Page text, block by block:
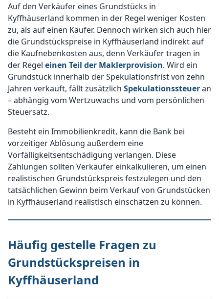
Auf den Verkäufer eines Grundstücks in
Kyffhäuserland kommen in der Regel weniger Kosten
zu, als auf einen Käufer. Dennoch wirken sich auch hier
die Grundstückspreise in Kyffhäuserland indirekt auf
die Kaufnebenkosten aus, denn Verkäufer tragen in
der Regel einen Teil der Maklerprovision. Wird ein
Grundstück innerhalb der Spekulationsfrist von zehn
Jahren verkauft, fällt zusätzlich Spekulationssteueran
– abhängig vom Wertzuwachs und vom persönlichen
Steuersatz.
Besteht ein Immobilienkredit, kann die Bank bei
vorzeitiger Ablösung außerdem eine
Vorfälligkeitsentschädigung verlangen. Diese
Zahlungen sollten Verkäufer einkalkulieren, um einen
realistischen Grundstückspreis festzulegen und den
tatsächlichen Gewinn beim Verkauf von Grundstücken
in Kyffhäuserland realistisch einschätzen zu können.
Häufig gestelle Fragen zu
Grundstückspreisen in
Kyffhäuserland